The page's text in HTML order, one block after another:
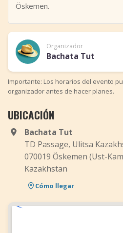
Öskemen.
Organizador
Bachata Tut
Importante: Los horarios del evento
organizador antes de hacer planes.
UBICACIÓN
Bachata Tut
TD Passage, Ulitsa
070019 Öskemen (Ust-
Kazakhstan
Cómo llegar